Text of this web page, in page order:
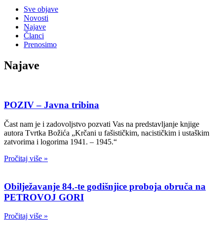
Sve objave
Novosti
Najave
Članci
Prenosimo
Najave
POZIV – Javna tribina
Čast nam je i zadovoljstvo pozvati Vas na predstavljanje knjige
autora Tvrtka Božića „Krčani u fašističkim, nacističkim i ustaškim
zatvorima i logorima 1941. – 1945.“
Pročitaj više »
Obilježavanje 84.-te godišnjice proboja obruča na
PETROVOJ GORI
Pročitaj više »